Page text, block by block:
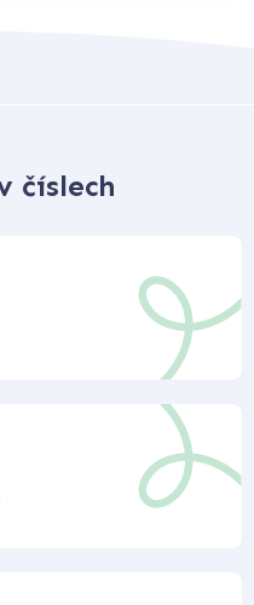
číslech